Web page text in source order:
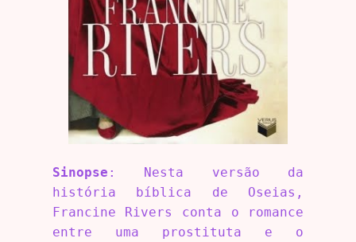
Sinopse : Nesta versão da
história bíblica de Oseias,
Francine Rivers conta o romance
entre uma prostituta e o